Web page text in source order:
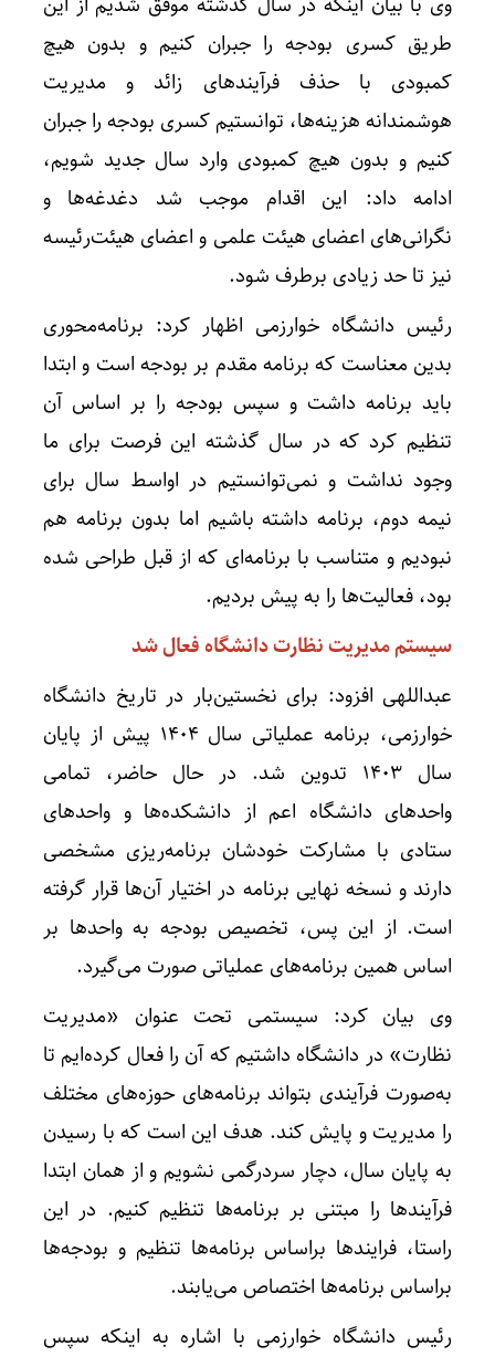
طریق کسری بودجه را جبران کنیم و بدون هیچ
کمبودی با حذف فرآیندهای زائد و مدیریت
هوشمندانه هزینه‌ها، توانستیم کسری بودجه را جبران
کنیم و بدون هیچ کمبودی وارد سال جدید شویم،
ادامه داد: این اقدام موجب شد دغدغه‌ها و
نگرانی‌های اعضای هیئت علمی و اعضای هیئت‌رئیسه
نیز تا حد زیادی برطرف شود.
رئیس دانشگاه خوارزمی اظهار کرد: برنامه‌محوری
بدین معناست که برنامه مقدم بر بودجه است و ابتدا
باید برنامه داشت و سپس بودجه را بر اساس آن
تنظیم کرد که در سال گذشته این فرصت برای ما
وجود نداشت و نمی‌توانستیم در اواسط سال برای
نیمه دوم، برنامه داشته باشیم اما بدون برنامه هم
نبودیم و متناسب با برنامه‌ای که از قبل طراحی شده
بود، فعالیت‌ها را به پیش بردیم.
سیستم مدیریت نظارت دانشگاه فعال شد
عبداللهی افزود: برای نخستین‌بار در تاریخ دانشگاه
خوارزمی، برنامه عملیاتی سال ۱۴۰۴ پیش از پایان
سال ۱۴۰۳ تدوین شد. در حال حاضر، تمامی
واحدهای دانشگاه اعم از دانشکده‌ها و واحدهای
ستادی با مشارکت خودشان برنامه‌ریزی مشخصی
دارند و نسخه نهایی برنامه در اختیار آن‌ها قرار گرفته
است. از این پس، تخصیص بودجه به واحدها بر
اساس همین برنامه‌های عملیاتی صورت می‌گیرد.
وی بیان کرد: سیستمی تحت عنوان «مدیریت
نظارت» در دانشگاه داشتیم که آن را فعال کرده‌ایم تا
به‌صورت فرآیندی بتواند برنامه‌های حوزه‌های مختلف
را مدیریت و پایش کند. هدف این است که با رسیدن
به پایان سال، دچار سردرگمی نشویم و از همان ابتدا
فرآیندها را مبتنی بر برنامه‌ها تنظیم کنیم. در این
راستا، فرایندها براساس برنامه‌ها تنظیم و بودجه‌ها
براساس برنامه‌ها اختصاص می‌یابند.
رئیس دانشگاه خوارزمی با اشاره به اینکه سپس